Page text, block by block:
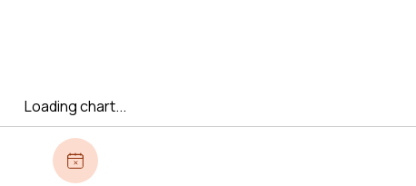
Loading chart...